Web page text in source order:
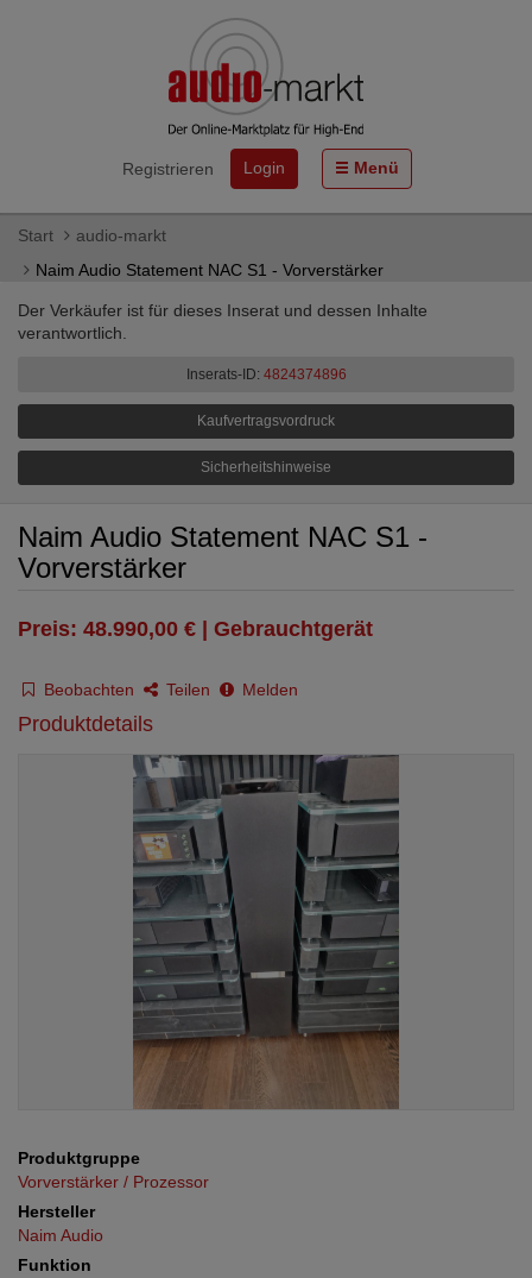
Registrieren Login Menü
Start
audio-markt
Naim Audio Statement NAC S1 - Vorverstärker
Der Verkäufer ist für dieses Inserat und dessen Inhalte
verantwortlich.
Inserats-ID: 4824374896
Kaufvertragsvordruck
Sicherheitshinweise
Naim Audio Statement NAC S1 -
Vorverstärker
Preis: 48.990,00 € | Gebrauchtgerät
Beobachten Teilen Melden
Produktdetails
Produktgruppe
Vorverstärker / Prozessor
Hersteller
Naim Audio
Funktion